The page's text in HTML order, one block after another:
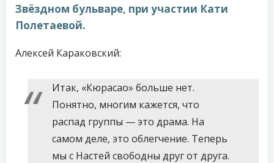
Звёздном бульваре, при участии Кати
Полетаевой.
Алексей Караковский:
Итак, «Кюрасао» больше нет.
Понятно, многим кажется, что
распад группы — это драма. На
самом деле, это облегчение. Теперь
мы с Настей свободны друг от друга.